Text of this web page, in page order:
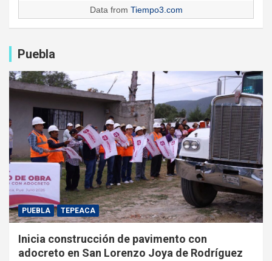
Data from Tiempo3.com
Puebla
PUEBLA TEPEACA
Inicia construcción de pavimento con
adocreto en San Lorenzo Joya de Rodríguez